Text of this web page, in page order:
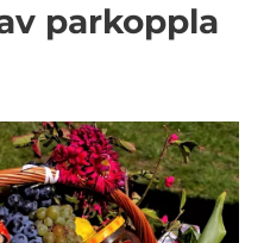
parkoppla